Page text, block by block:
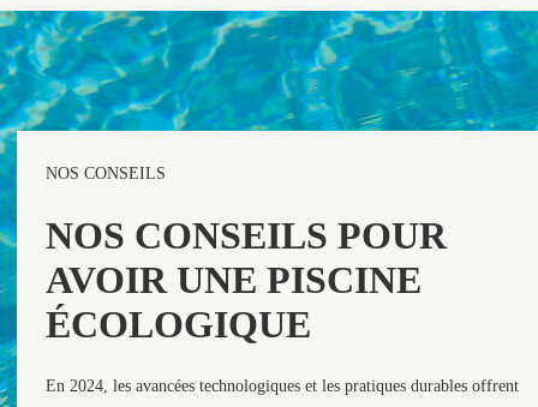
AVOIR UNE PISCINE
ÉCOLOGIQUE
des solutions innovantes pour rendre les piscines plus vertes. Voici